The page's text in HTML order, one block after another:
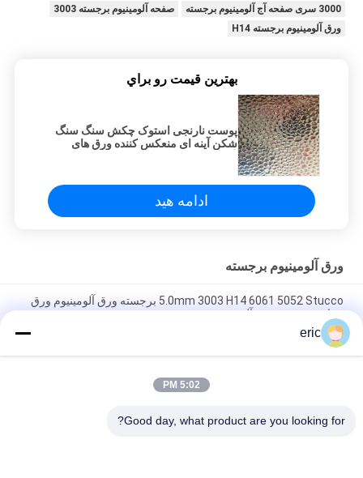
3000 سری صفحه آج آلومینیوم برجسته
صفحه آلومینیوم برجسته 3003
ورق آلومینیوم برجسته H14
بهترين قيمت رو براي
پوست نارنجی استوک چکش سنگ سنگ
شکن آینه ای منعکس کننده ورق های
ادامه هید
ورق آلومینیوم برجسته
5.0mm 3003 H14 6061 5052 Stucco برجسته ورق آلومینیوم ورق
سیاه و سفید صفحه آلومینیوم
آلومینیومی
eric
5:02 PM
Good day, what product are you looking for?